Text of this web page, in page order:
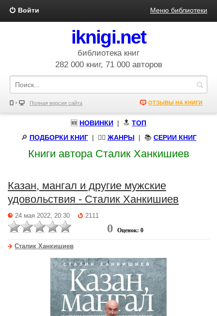
Войти Меню библиотеки
iknigi.net
библиотека книг
282 000 книг, 71 000 авторов
Полная версия сайта ОТЗЫВЫ НА КНИГИ
🆕 НОВИНКИ | 🔝 ТОП
🔎 ПОДБОРКИ КНИГ| 🧝‍♀️ ЖАНРЫ | 📚 СЕРИИ КНИГ
Книги автора Сталик Ханкишиев
Казан, мангал и другие мужские
удовольствия - Сталик Ханкишиев
24 мая 2022, 20:30 2111
0 Оценок: 0
Сталик Ханкишиев